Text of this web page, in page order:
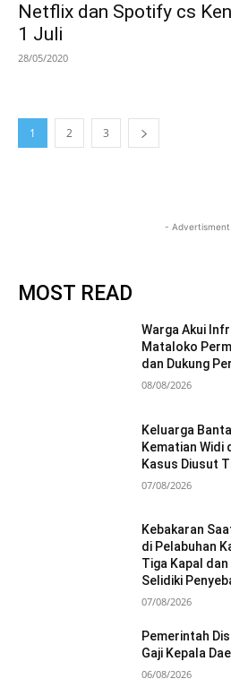
Netflix dan Spotify cs
1 Juli
28/05/2020
1 2 3
-
MOST READ
Warga Akui
Mataloko
dan Dukung
08/08/2026
Keluarga
Kematian Widi
Kasus Diusut
07/08/2026
Kebakaran
di Pelabuhan
Tiga Kapal
Selidiki
07/08/2026
Pemerintah
Gaji Kepala
06/08/2026